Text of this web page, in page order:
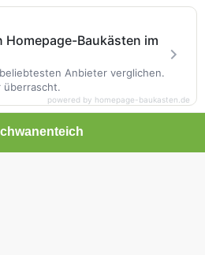
Homepage-Baukästen im
Anbieter verglichen.
überrascht.
powered by homepage-baukasten.de